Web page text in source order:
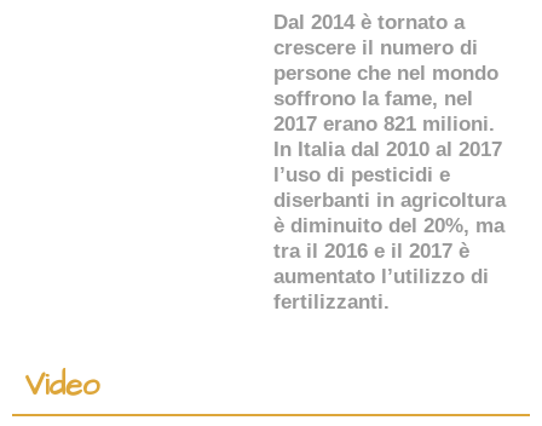
Dal 2014 è tornato a
crescere il numero di
persone che nel mondo
soffrono la fame, nel
2017 erano 821 milioni.
In Italia dal 2010 al 2017
l’uso di pesticidi e
diserbanti in agricoltura
è diminuito del 20%, ma
tra il 2016 e il 2017 è
aumentato l’utilizzo di
fertilizzanti.
Video